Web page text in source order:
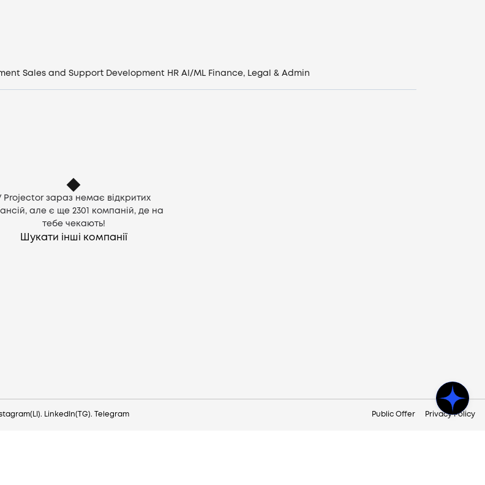
UA
Sales and Support Development HR AI/ML Finance, Legal & Admin
Projector зараз немає відкритих
але є ще 2301
компаній, де на
тебе чекають!
Шукати інші компанії
(LI). LinkedIn(TG). Telegram Public Offer Privacy Policy